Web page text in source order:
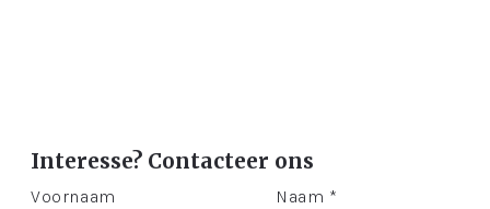
Interesse? Contacteer ons
Voornaam Naam *